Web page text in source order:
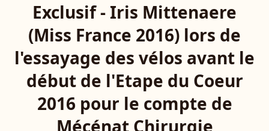
Exclusif - Iris Mittenaere
(Miss France 2016) lors de
l'essayage des vélos avant le
début de l'Etape du Coeur
2016 pour le compte de
Mécénat Chirurgie